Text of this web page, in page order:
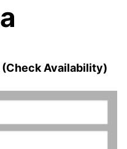
Availability)